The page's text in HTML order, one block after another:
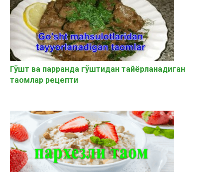
Гўшт ва парранда гўштидан тайёрланадиган
таомлар рецепти